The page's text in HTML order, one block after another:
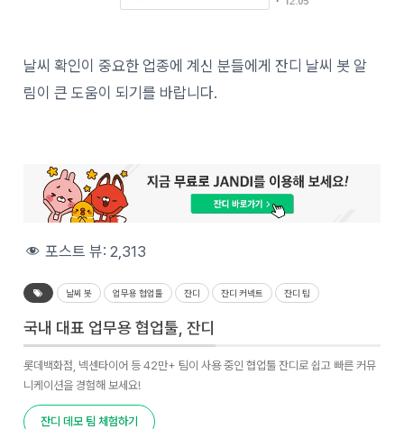
날씨 확인이 중요한 업종에 계신 분들에게 잔디 날씨 봇 알
림이 큰 도움이 되기를 바랍니다.
포스트 뷰:2,313
날씨 봇 업무용 협업툴 잔디 잔디 커넥트 잔디 팁
국내 대표 업무용 협업툴, 잔디
롯데백화점, 넥센타이어 등 42만+ 팀이 사용 중인 협업툴 잔디로 쉽고 빠른 커뮤
니케이션을 경험해 보세요!
잔디 데모 팀 체험하기